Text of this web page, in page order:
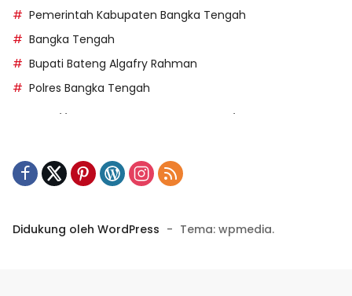
Pemerintah Kabupaten Bangka Tengah
Bangka Tengah
Bupati Bateng Algafry Rahman
Polres Bangka Tengah
https://kecsitim.sitarokab.go.id/
Didukung oleh WordPress - Tema: wpmedia.